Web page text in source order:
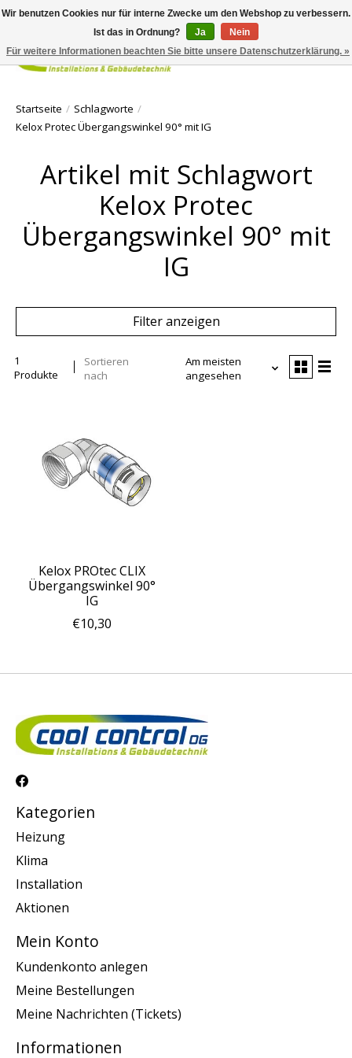
Ihr
Startseite / Schlagworte /
Kelox Protec Übergangswinkel 90° mit IG
Artikel mit Schlagwort
Kelox Protec
Übergangswinkel 90° mit
IG
Filter anzeigen
1
Produkte
Sortieren
nach
Am meisten
angesehen
Kelox PROtec CLIX
Übergangswinkel 90°
IG
€10,30
Kategorien
Heizung
Klima
Installation
Aktionen
Mein Konto
Kundenkonto anlegen
Meine Bestellungen
Meine Nachrichten (Tickets)
Informationen
Wir benutzen Cookies nur für interne Zwecke um den Webshop zu verbessern.
Ist das in Ordnung?
Ja
Nein
Für weitere Informationen beachten Sie bitte unsere Datenschutzerklärung. »